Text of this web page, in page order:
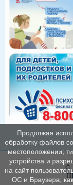
©
Продолжая
обработку файлов
местоположении;
устройства и
на сайт
ОС и Браузера;